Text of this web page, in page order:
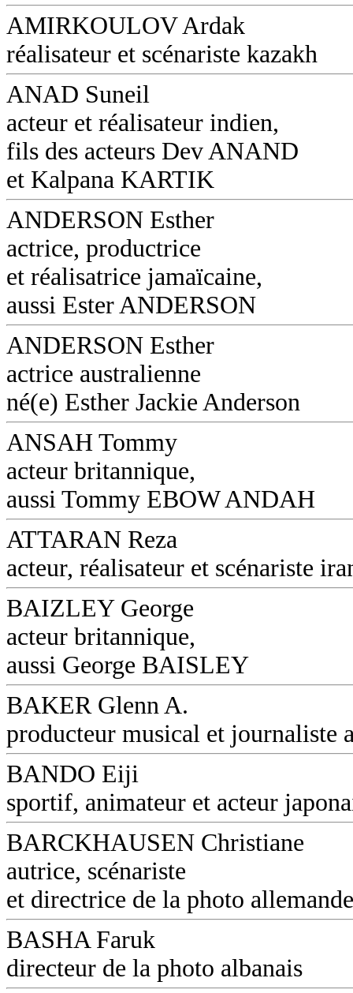
AMIRKOULOV Ardak
réalisateur et scénariste kazakh
ANAD Suneil
acteur et réalisateur indien,
fils des acteurs Dev ANAND
et Kalpana KARTIK
ANDERSON Esther
actrice, productrice
et réalisatrice jamaïcaine,
aussi Ester ANDERSON
ANDERSON Esther
actrice australienne
né(e) Esther Jackie Anderson
ANSAH Tommy
acteur britannique,
aussi Tommy EBOW ANDAH
ATTARAN Reza
acteur, réalisateur et scénariste
BAIZLEY George
acteur britannique,
aussi George BAISLEY
BAKER Glenn A.
producteur musical et journaliste
BANDO Eiji
sportif, animateur et acteur
BARCKHAUSEN Christiane
autrice, scénariste
et directrice de la photo allemande
BASHA Faruk
directeur de la photo albanais